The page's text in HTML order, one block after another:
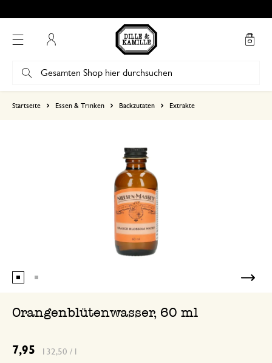
Startseite Essen & Trinken Backzutaten Extrakte
Orangenblütenwasser, 60 ml
7,95 132,50 / l